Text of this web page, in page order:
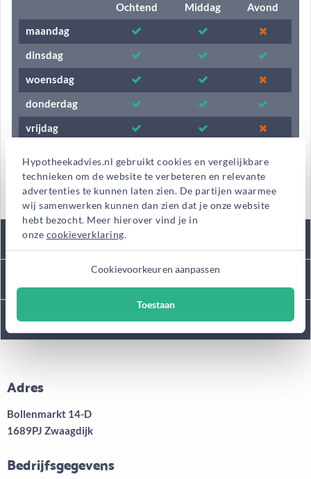
Hypotheekadvies.nl gebruikt cookies en vergelijkbare
technieken om de website te verbeteren en relevante
advertenties te kunnen laten zien. De partijen waarmee
wij samenwerken kunnen dan zien dat je onze website
hebt bezocht. Meer hierover vind je in
onze cookieverklaring.
Cookievoorkeuren aanpassen
Toestaan
Ochtend Middag
Avond
maandag
dinsdag
woensdag
donderdag
vrijdag
zondag
Tarieven
Kantooromschrijving
Diensten
Adres
Bollenmarkt 14-D
1689PJ Zwaagdijk
Bedrijfsgegevens